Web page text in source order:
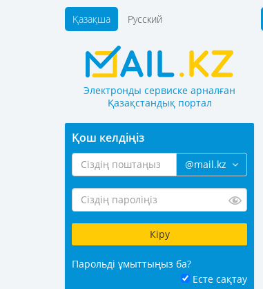
Қазақша Русский
Электронды сервиске арналған
Қазақстандық портал
Қош келдіңіз
@mail.kz
Парольді ұмыттыңыз ба?
Есте сақтау